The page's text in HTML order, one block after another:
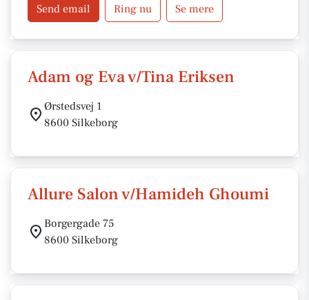
Send email Ring nu Se mere
Adam og Eva v/Tina Eriksen
Ørstedsvej 1
8600 Silkeborg
Allure Salon v/Hamideh Ghoumi
Borgergade 75
8600 Silkeborg